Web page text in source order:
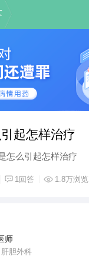
起怎样治疗
怎么引起怎样治疗
1回答 1.8万浏览
师
胆外科